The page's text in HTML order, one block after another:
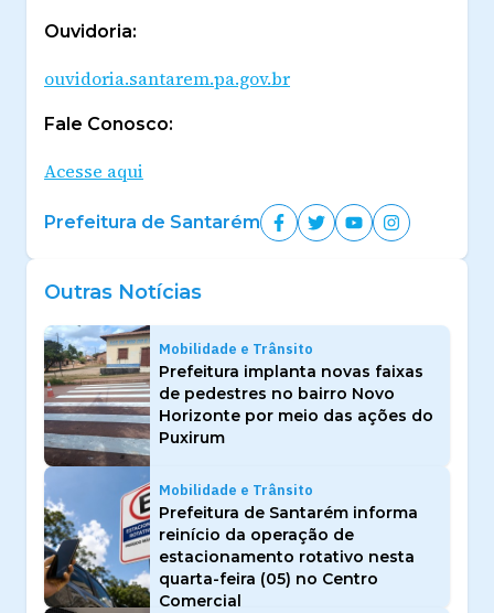
Ouvidoria:
ouvidoria.santarem.pa.gov.br
Fale Conosco:
Acesse aqui
Prefeitura de Santarém
Outras Notícias
Mobilidade e Trânsito
Prefeitura implanta novas faixas
de pedestres no bairro Novo
Horizonte por meio das ações do
Puxirum
Mobilidade e Trânsito
Prefeitura de Santarém informa
reinício da operação de
estacionamento rotativo nesta
quarta-feira (05) no Centro
Comercial